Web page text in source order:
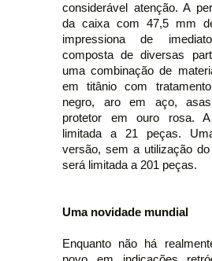
considerável atenção. A
da caixa com 47,5 mm
impressiona de
composta de diversas
uma combinação de
em titânio com
negro, aro em aço,
protetor em ouro rosa.
limitada a 21 peças.
versão, sem a utilização
será limitada a 201 peças.
Uma novidade mundial
Enquanto não há